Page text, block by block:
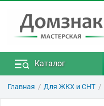
Каталог
Главная Для ЖКХ и СНТ